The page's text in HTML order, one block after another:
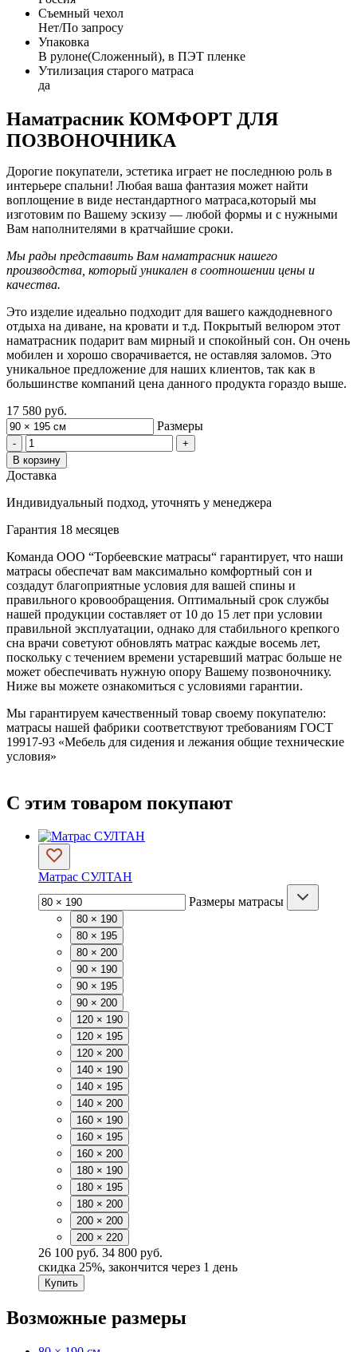
Съемный чехол
Нет/По запросу
Упаковка
В рулоне(Сложенный), в ПЭТ пленке
Утилизация старого матраса
да
Наматрасник КОМФОРТ ДЛЯ
ПОЗВОНОЧНИКА
Дорогие покупатели, эстетика играет не последнюю роль в
интерьере спальни! Любая ваша фантазия может найти
воплощение в виде нестандартного матраса,который мы
изготовим по Вашему эскизу — любой формы и с нужными
Вам наполнителями в кратчайшие сроки.
Мы рады представить Вам наматрасник нашего
производства, который уникален в соотношении цены и
качества.
Это изделие идеально подходит для вашего каждодневного
отдыха на диване, на кровати и т.д. Покрытый велюром этот
наматрасник подарит вам мирный и спокойный сон. Он очень
мобилен и хорошо сворачивается, не оставляя заломов. Это
уникальное предложение для наших клиентов, так как в
большинстве компаний цена данного продукта гораздо выше.
17 580 руб.
Размеры
-
+
В корзину
Доставка
Индивидуальный подход, уточнять у менеджера
Гарантия 18 месяцев
Команда ООО “Торбеевские матрасы“ гарантирует, что наши
матрасы обеспечат вам максимально комфортный сон и
создадут благоприятные условия для вашей спины и
правильного кровообращения. Оптимальный срок службы
нашей продукции составляет от 10 до 15 лет при условии
правильной эксплуатации, однако для стабильного крепкого
сна врачи советуют обновлять матрас каждые восемь лет,
поскольку с течением времени устаревший матрас больше не
может обеспечивать нужную опору Вашему позвоночнику.
Ниже вы можете ознакомиться с условиями гарантии.
Мы гарантируем качественный товар своему покупателю:
матрасы нашей фабрики соответствуют требованиям ГОСТ
19917-93 «Мебель для сидения и лежания общие технические
условия»
С этим товаром покупают
Матрас СУЛТАН
Размеры матрасы
80 × 190
80 × 195
80 × 200
90 × 190
90 × 195
90 × 200
120 × 190
120 × 195
120 × 200
140 × 190
140 × 195
140 × 200
160 × 190
160 × 195
160 × 200
180 × 190
180 × 195
180 × 200
200 × 200
200 × 220
26 100 руб. 34 800 руб.
скидка 25%, закончится через 1 день
Купить
Возможные размеры